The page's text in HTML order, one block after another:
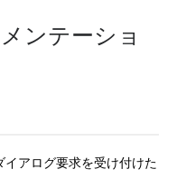
ンテーショ
アログ要求を受け付けた